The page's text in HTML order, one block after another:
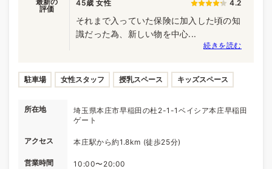
評価
45歳 女性 4.2
それまで入っていた保険に加入した頃の知
識だった為、新しい物を中心...
続きを読む
駐車場 女性スタッフ 授乳スペース キッズスペース
所在地
埼玉県本庄市早稲田の杜2-1-1ベイシア本庄早稲田
ゲート
アクセス 本庄駅から約1.8km (徒歩25分)
営業時間 10:00〜20:00